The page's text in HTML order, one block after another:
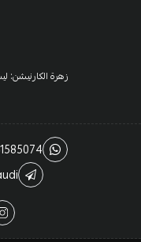
زهرة الكارنيشن: